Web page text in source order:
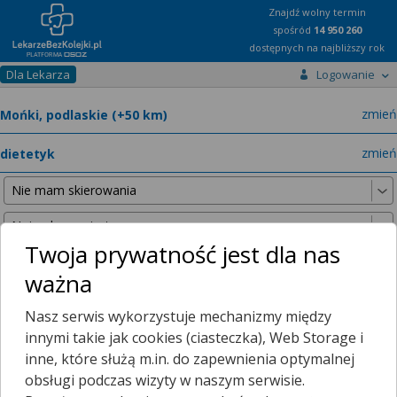
Znajdź wolny termin
spośród 14 950 260
dostępnych na najbliższy rok
Dla Lekarza Logowanie
zmień
zmień
Nie znaleźliśmy żadnych lekarzy w promieniu25 km , dlatego
zwiększyliśmy promień wyszukiwania do
50 km
Twoja prywatność jest dla nas
ważna
Nasz serwis wykorzystuje mechanizmy między
innymi takie jak cookies (ciasteczka), Web Storage i
inne, które służą m.in. do zapewnienia optymalnej
obsługi podczas wizyty w naszym serwisie.